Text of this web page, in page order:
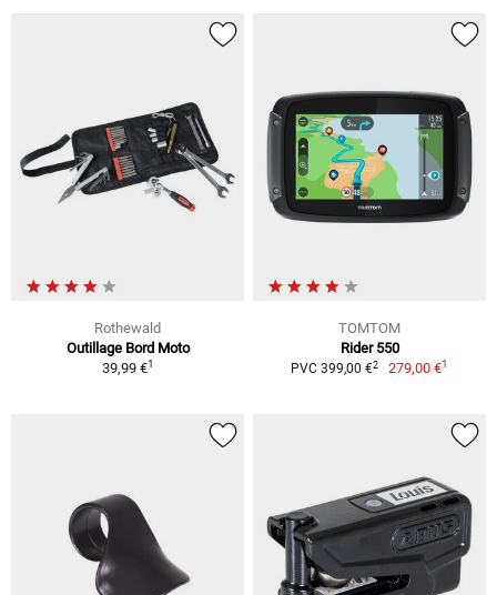
Rothewald
Outillage Bord Moto
39,99 €1
TOMTOM
Rider 550
PVC 399,00 €2 279,00 €1